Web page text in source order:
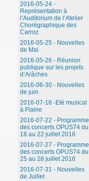
2016-05-24 -
Représentation à
l’Auditorium de l’Atelier
Chorégraphique des
Carroz
2016-05-25 - Nouvelles
de Mai
2016-05-26 - Réunion
publique sur les projets
d’Arâches
2016-06-30 - Nouvelles
de juin
2016-07-16 -Eté musical
à Flaine
2016-07-22 - Programme
des concerts OPUS74 du
18 au 22 juillet 2016
2016-07-27 - Programme
des concerts OPUS74 du
25 au 28 juillet 2016
2016-07-31 - Nouvelles
de Juillet